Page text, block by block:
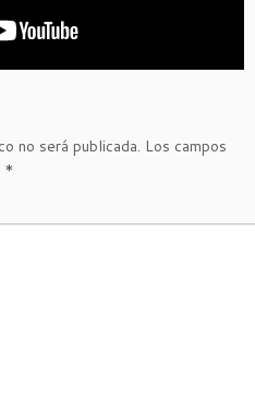
no será publicada. Los campos
*